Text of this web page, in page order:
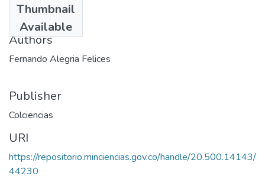
Thumbnail
Available
1980
Authors
Fernando Alegria Felices
Publisher
Colciencias
URI
https://repositorio.minciencias.gov.co/handle/20.500.14143/
44230